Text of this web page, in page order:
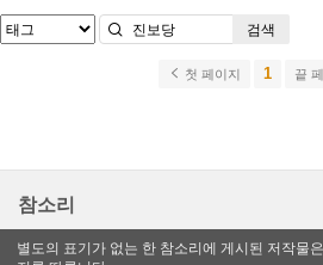
검색
첫 페이지 1 끝
참소리
별도의 표기가 없는 한 참소리에 게시된 저작물